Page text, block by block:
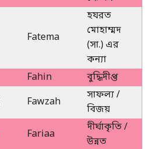
Fatema
হযরত
মোহাম্মদ
(সা.) এর
কন্যা
Fahin
বুদ্ধিদীপ্ত
Fawzah
সাফল্য /
বিজয়
Fariaa
দীর্ঘাকৃতি /
উন্নত